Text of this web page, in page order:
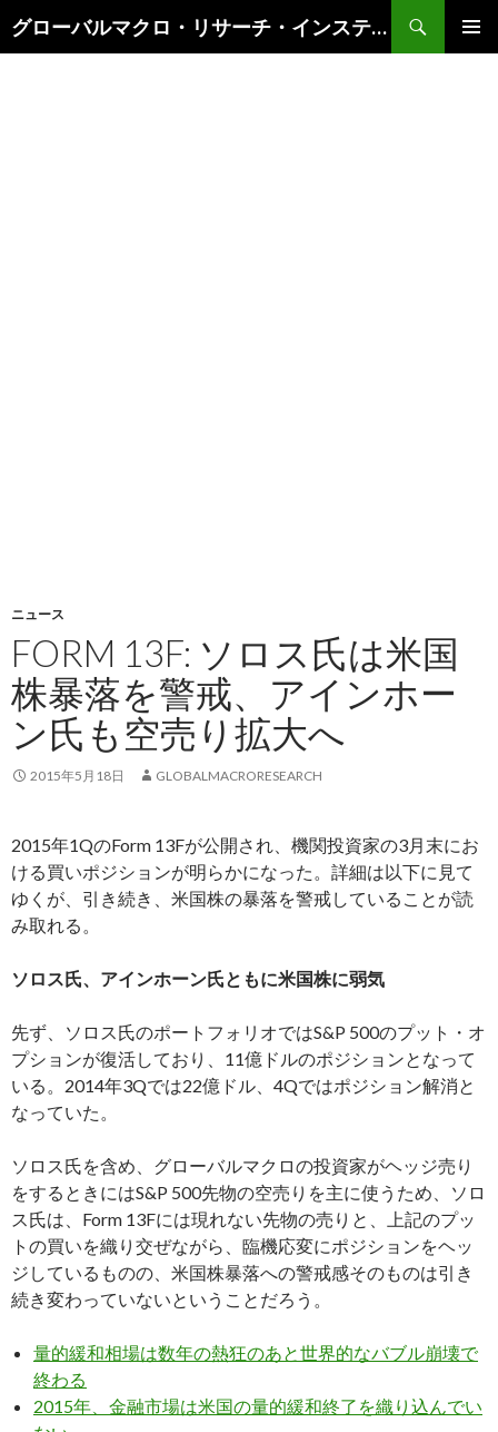
グローバルマクロ・リサーチ・インスティテュート
索
ニュース
FORM 13F: ソロス氏は米国
株暴落を警戒、アインホー
ン氏も空売り拡大へ
2015年5月18日 GLOBALMACRORESEARCH
2015年1QのForm 13Fが公開され、機関投資家の3月末にお
ける買いポジションが明らかになった。詳細は以下に見て
ゆくが、引き続き、米国株の暴落を警戒していることが読
み取れる。
ソロス氏、アインホーン氏ともに米国株に弱気
先ず、ソロス氏のポートフォリオではS&P 500のプット・オ
プションが復活しており、11億ドルのポジションとなって
いる。2014年3Qでは22億ドル、4Qではポジション解消と
なっていた。
ソロス氏を含め、グローバルマクロの投資家がヘッジ売り
をするときにはS&P 500先物の空売りを主に使うため、ソロ
ス氏は、Form 13Fには現れない先物の売りと、上記のプッ
トの買いを織り交ぜながら、臨機応変にポジションをヘッ
ジしているものの、米国株暴落への警戒感そのものは引き
続き変わっていないということだろう。
量的緩和相場は数年の熱狂のあと世界的なバブル崩壊で
終わる
2015年、金融市場は米国の量的緩和終了を織り込んでい